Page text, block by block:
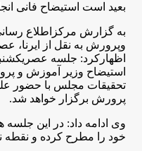
بعید است استیضاح فانی
به گزارش مركزاطلاع
وپرورش به نقل از ايرنا،
اظهاركرد: جلسه
استیضاح وزیر آموزش و
تحقیقات مجلس با حضور
پرورش برگزار خواهد شد.
وی ادامه داد: در این
خود را مطرح کرده و نقطه